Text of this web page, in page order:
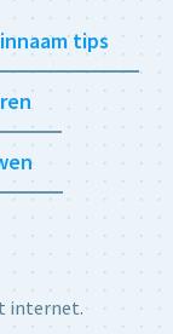
tips
internet.